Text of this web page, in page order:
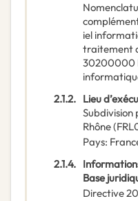
iel
traitement
30200000
2.1.2. Lieu
Subdivision
Rhône(
Pays:
2.1.4.
Base
Directive